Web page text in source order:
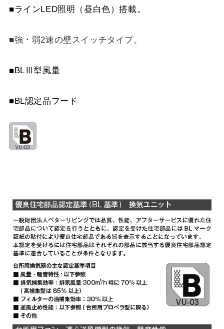
■ラインLED照明（昼白色）搭載。
■強・弱2速の壁スイッチタイプ。
■BLⅢ型風量
■BL認定品フード